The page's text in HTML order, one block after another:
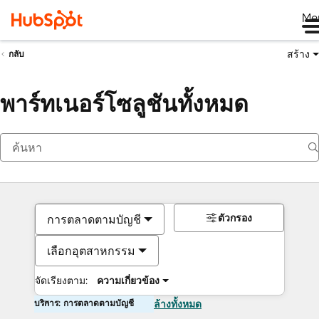
กลับ สร้าง
พาร์ทเนอร์โซลูชันทั้งหมด
การตลาดตามบัญชี
เลือกอุตสาหกรรม
จัดเรียงตาม: ความเกี่ยวข้อง
ตัวกรอง
บริการ: การตลาดตามบัญชี ล้างทั้งหมด